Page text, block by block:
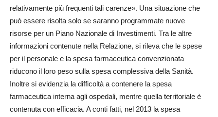
relativamente più frequenti tali carenze». Una situazione che
può essere risolta solo se saranno programmate nuove
risorse per un Piano Nazionale di Investimenti. Tra le altre
informazioni contenute nella Relazione, si rileva che le spese
per il personale e la spesa farmaceutica convenzionata
riducono il loro peso sulla spesa complessiva della Sanità.
Inoltre si evidenzia la difficoltà a contenere la spesa
farmaceutica interna agli ospedali, mentre quella territoriale è
contenuta con efficacia. A conti fatti, nel 2013 la spesa